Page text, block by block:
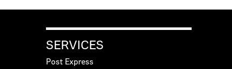
SERVICES
Post Express